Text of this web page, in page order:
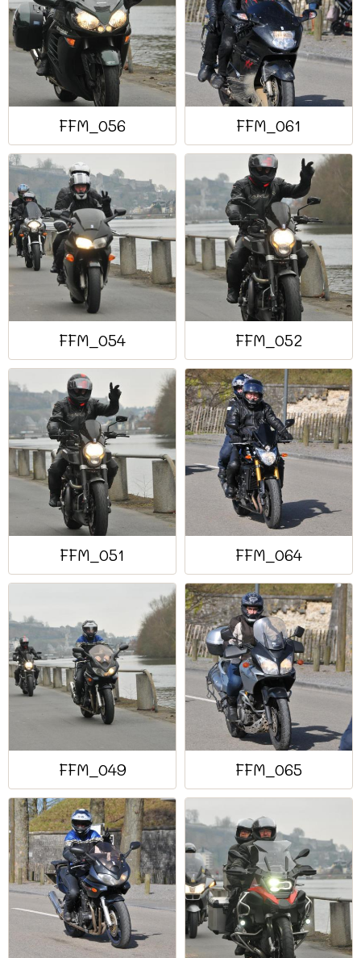
FFM_056 FFM_061
FFM_054 FFM_052
FFM_051 FFM_064
FFM_049 FFM_065